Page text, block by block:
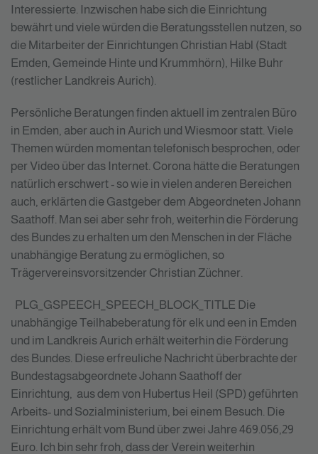
Interessierte. Inzwischen habe sich die Einrichtung
bewährt und viele würden die Beratungsstellen nutzen, so
die Mitarbeiter der Einrichtungen Christian Habl (Stadt
Emden, Gemeinde Hinte und Krummhörn), Hilke Buhr
(restlicher Landkreis Aurich).
Persönliche Beratungen finden aktuell im zentralen Büro
in Emden, aber auch in Aurich und Wiesmoor statt. Viele
Themen würden momentan telefonisch besprochen, oder
per Video über das Internet. Corona hätte die Beratungen
natürlich erschwert - so wie in vielen anderen Bereichen
auch, erklärten die Gastgeber dem Abgeordneten Johann
Saathoff. Man sei aber sehr froh, weiterhin die Förderung
des Bundes zu erhalten um den Menschen in der Fläche
unabhängige Beratung zu ermöglichen, so
Trägervereinsvorsitzender Christian Züchner.
PLG_GSPEECH_SPEECH_BLOCK_TITLE Die
unabhängige Teilhabeberatung för elk und een in Emden
und im Landkreis Aurich erhält weiterhin die Förderung
des Bundes. Diese erfreuliche Nachricht überbrachte der
Bundestagsabgeordnete Johann Saathoff der
Einrichtung, aus dem von Hubertus Heil (SPD) geführten
Arbeits- und Sozialministerium, bei einem Besuch. Die
Einrichtung erhält vom Bund über zwei Jahre 469.056,29
Euro. Ich bin sehr froh, dass der Verein weiterhin